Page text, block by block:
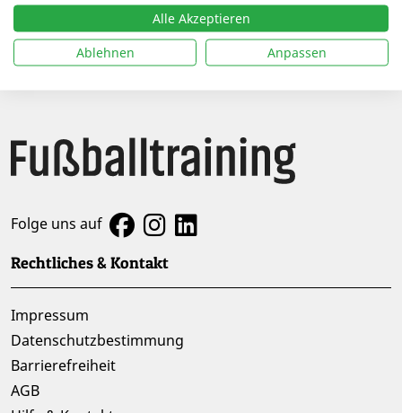
14.04.2025 | Belastungssteuerung im Profi- und
Amateurfußball
Folge uns auf
Rechtliches & Kontakt
Impressum
Datenschutzbestimmung
Barrierefreiheit
AGB
Alle Akzeptieren
Ablehnen
Anpassen